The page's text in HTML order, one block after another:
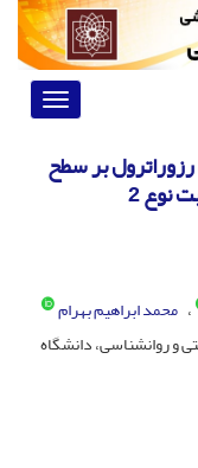
Toggle
بر سطح
محمد ابراهیم بهرام
و روانشناسی، دانشگاه